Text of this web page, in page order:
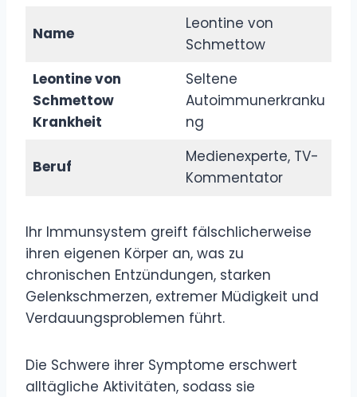
Name
Leontine von
Schmettow
Leontine von
Schmettow
Krankheit
Seltene
Autoimmunerkranku
ng
Beruf
Medienexperte, TV-
Kommentator
Ihr Immunsystem greift fälschlicherweise
ihren eigenen Körper an, was zu
chronischen Entzündungen, starken
Gelenkschmerzen, extremer Müdigkeit und
Verdauungsproblemen führt.
Die Schwere ihrer Symptome erschwert
alltägliche Aktivitäten, sodass sie